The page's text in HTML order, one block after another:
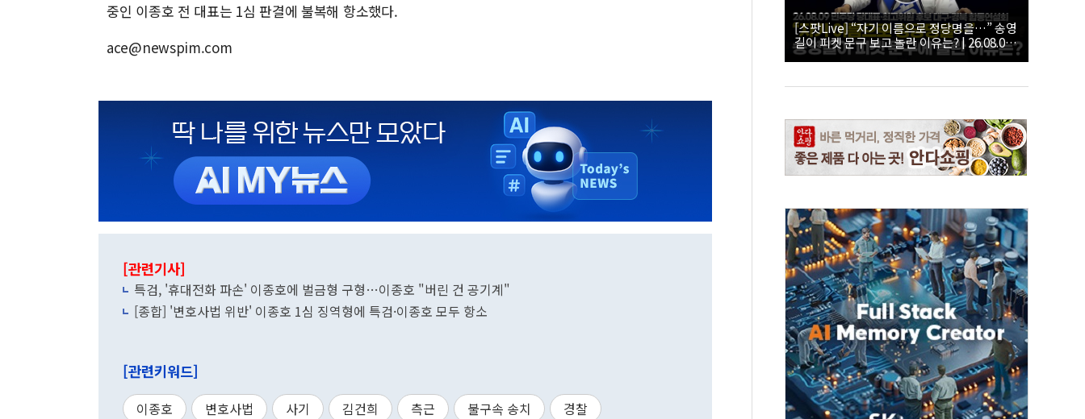
중인 이종호 전 대표는 1심 판결에 불복해 항소했다.
ace@newspim.com
[관련기사]
특검, '휴대전화 파손' 이종호에 벌금형 구형…이종호 "버린 건 공기계"
[종합] '변호사법 위반' 이종호 1심 징역형에 특검·이종호 모두 항소
[관련키워드]
이종호 변호사법 사기 김건희 측근 불구속 송치 경찰
[스팟Live] “자기 이름으로 정당명을…” 송영
길이 피켓 문구 보고 놀란 이유는? | 26.08.09
더불어민주당 당대표·최고위원 후보 대구·경